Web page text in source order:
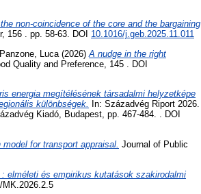
non-coincidence of the core and the bargaining
156 . pp. 58-63. DOI 10.1016/j.geb.2025.11.011
Panzone, Luca (2026) A nudge in the right
Quality and Preference, 145 . DOI
energia megítélésének társadalmi helyzetképe
különbségek.
In: Századvég Riport 2026.
Kiadó, Budapest, pp. 467-484. . DOI
for transport appraisal. Journal of Public
elméleti és empirikus kutatások szakirodalmi
MK.2026.2.5